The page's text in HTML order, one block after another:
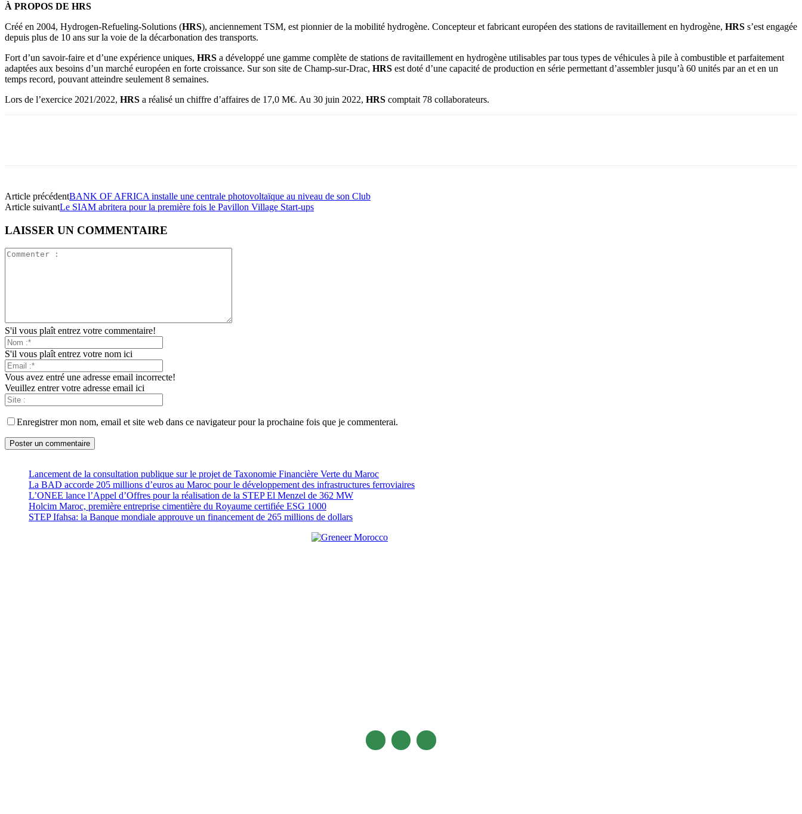
À PROPOS DE HRS
Créé en 2004, Hydrogen-Refueling-Solutions (HRS), anciennement TSM, est pionnier de la mobilité hydrogène. Concepteur et fabricant européen des stations de ravitaillement en hydrogène, HRS s’est engagée
depuis plus de 10 ans sur la voie de la décarbonation des transports.
Fort d’un savoir-faire et d’une expérience uniques, HRS a développé une gamme complète de stations de ravitaillement en hydrogène utilisables par tous types de véhicules à pile à combustible et parfaitement
adaptées aux besoins d’un marché européen en forte croissance. Sur son site de Champ-sur-Drac, HRS est doté d’une capacité de production en série permettant d’assembler jusqu’à 60 unités par an et en un
temps record, pouvant atteindre seulement 8 semaines.
Lors de l’exercice 2021/2022, HRS a réalisé un chiffre d’affaires de 17,0 M€. Au 30 juin 2022, HRS comptait 78 collaborateurs.
Article précédentBANK OF AFRICA installe une centrale photovoltaïque au niveau de son Club
Article suivantLe SIAM abritera pour la première fois le Pavillon Village Start-ups
LAISSER UN COMMENTAIRE
S'il vous plaît entrez votre commentaire!
S'il vous plaît entrez votre nom ici
Vous avez entré une adresse email incorrecte!
Veuillez entrer votre adresse email ici
Enregistrer mon nom, email et site web dans ce navigateur pour la prochaine fois que je commenterai.
Lancement de la consultation publique sur le projet de Taxonomie Financière Verte du Maroc
La BAD accorde 205 millions d’euros au Maroc pour le développement des infrastructures ferroviaires
L’ONEE lance l’Appel d’Offres pour la réalisation de la STEP El Menzel de 362 MW
Holcim Maroc, première entreprise cimentière du Royaume certifiée ESG 1000
STEP Ifahsa: la Banque mondiale approuve un financement de 265 millions de dollars